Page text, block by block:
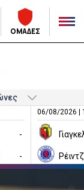
ΟΜΑΔΕΣ
-
-
06/08/2026 |